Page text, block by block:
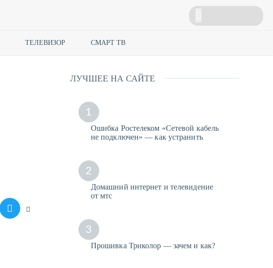
ТЕЛЕВИЗОР СМАРТ ТВ
ЛУЧШЕЕ НА САЙТЕ
1
Ошибка Ростелеком «Сетевой кабель
не подключен» — как устранить
2
Домашний интернет и телевидение
от мтс
3
Прошивка Триколор — зачем и как?